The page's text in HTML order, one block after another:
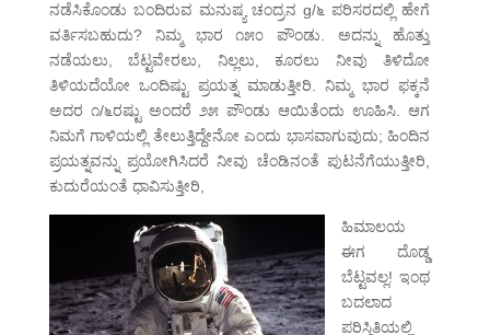
ನಡೆಸಿಕೊಂಡು ಬಂದಿರುವ ಮನುಷ್ಯ ಚಂದ್ರನ g/೬ ಪರಿಸರದಲ್ಲಿ ಹೇಗೆ
ವರ್ತಿಸಬಹುದು? ನಿಮ್ಮ ಭಾರ ೧೫೦ ಪೌಂಡು. ಅದನ್ನು ಹೊತ್ತು
ನಡೆಯಲು, ಬೆಟ್ಟವೇರಲು, ನಿಲ್ಲಲು, ಕೂರಲು ನೀವು ತಿಳಿದೋ
ತಿಳಿಯದೆಯೋ ಒಂದಿಷ್ಟು ಪ್ರಯತ್ನ ಮಾಡುತ್ತೀರಿ. ನಿಮ್ಮ ಭಾರ ಫಕ್ಕನೆ
ಅದರ ೧/೬ರಷ್ಟು ಅಂದರೆ ೨೫ ಪೌಂಡು ಆಯಿತೆಂದು ಊಹಿಸಿ. ಆಗ
ನಿಮಗೆ ಗಾಳಿಯಲ್ಲಿ ತೇಲುತ್ತಿದ್ದೇನೋ ಎಂದು ಭಾಸವಾಗುವುದು; ಹಿಂದಿನ
ಪ್ರಯತ್ನವನ್ನು ಪ್ರಯೋಗಿಸಿದರೆ ನೀವು ಚೆಂಡಿನಂತೆ ಪುಟನೆಗೆಯುತ್ತೀರಿ,
ಕುದುರೆಯಂತೆ ಧಾವಿಸುತ್ತೀರಿ,
ಹಿಮಾಲಯ
ಈಗ ದೊಡ್ಡ
ಬೆಟ್ಟವಲ್ಲ! ಇಂಥ
ಬದಲಾದ
ಪರಿಸ್ಥಿತಿಯಲ್ಲಿ